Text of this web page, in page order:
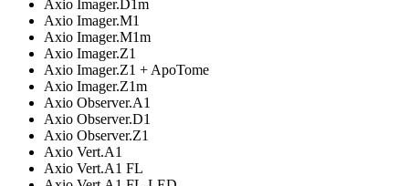
Axio Imager.D1m
Axio Imager.M1
Axio Imager.M1m
Axio Imager.Z1
Axio Imager.Z1 + ApoTome
Axio Imager.Z1m
Axio Observer.A1
Axio Observer.D1
Axio Observer.Z1
Axio Vert.A1
Axio Vert.A1 FL